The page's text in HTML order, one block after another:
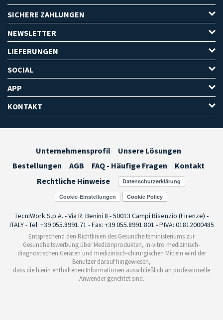
SICHERE ZAHLUNGEN
NEWSLETTER
LIEFERUNGEN
SOCIAL
APP
KONTAKT
Unternehmensprofil
Unsere Lösungen
Bestellungen
AGB FAQ - Häufige Fragen
Kontakt
Rechtliche Hinweise
Cookie-Einstellungen
TecniWork S.p.A. - Via R. Benini 8 - 50013 Campi Bisenzio (Firenze) -
ITALY - Tel: +39 055.8991.71 - Fax: +39 055.8991.801 - P.IVA: 01812000485
Entsprechend den Richtlinien des Gesundheitsministeriums zur
Gesundheitswerbung über Medizinprodukten, in-vitro medizinisch-
diagnostischen Geräten und medizinisch-chirurgischen Mitteln wird der
Benutzer darauf hingewiesen,
dass die hierin enthaltenen Informationen ausschließlich an professionelle
Anwender gerichtet sind.